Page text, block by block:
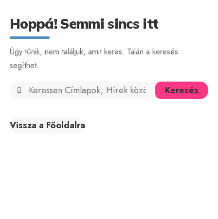
Hoppá! Semmi sincs itt
Úgy tűnik, nem találjuk, amit keres. Talán a keresés
segíthet.
Vissza a Főoldalra